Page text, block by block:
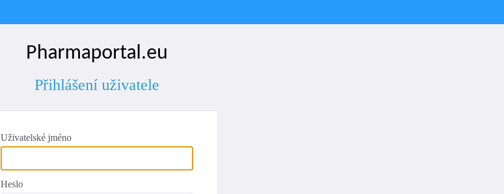
Pharmaportal.eu
Přihlášení uživatele
Uživatelské jméno
Heslo